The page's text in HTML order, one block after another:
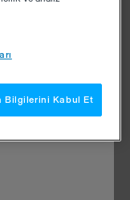
Bilgilerini Kabul Et